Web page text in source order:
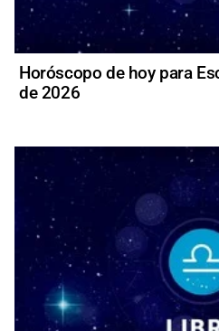
Horóscopo de hoy para
de 2026